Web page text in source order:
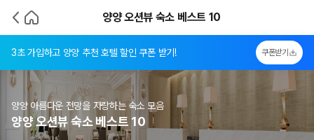
양양 오션뷰 숙소 베스트 10
3초 가입하고 양양 추천 호텔 할인 쿠폰 받기! 쿠폰받기
양양 아름다운 전망을 자랑하는 숙소 모음
양양 오션뷰 숙소 베스트 10